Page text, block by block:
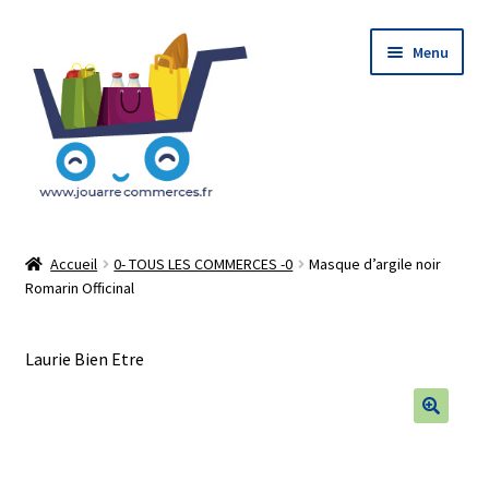
navigation
au
contenu
Menu
Le Concept : Click and Collect
Mon Compte
Accueil 0- TOUS LES COMMERCES -0
Masque d’argile noir
Romarin Officinal
Laurie Bien Etre